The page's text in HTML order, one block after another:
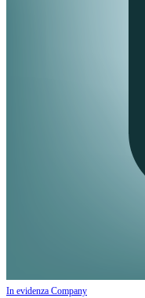
In evidenza Company